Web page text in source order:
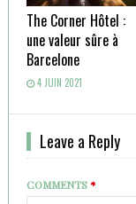
The Corner Hôtel :
une valeur sûre à
Barcelone
4 JUIN 2021
Leave a Reply
COMMENTS*